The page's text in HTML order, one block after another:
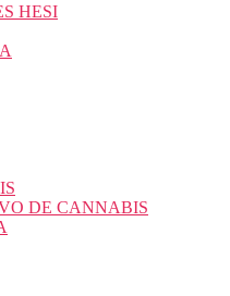
HESI
DE CANNABIS